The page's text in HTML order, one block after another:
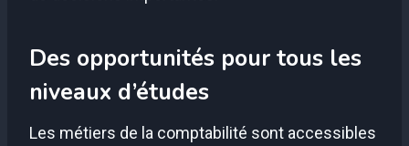
Des opportunités pour tous les
niveaux d’études
Les métiers de la comptabilité sont accessibles